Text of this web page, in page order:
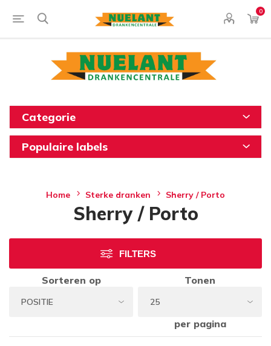
0
Categorie
Populaire labels
Home Sterke dranken Sherry / Porto
Sherry / Porto
FILTERS
Sorteren op Tonen
per pagina